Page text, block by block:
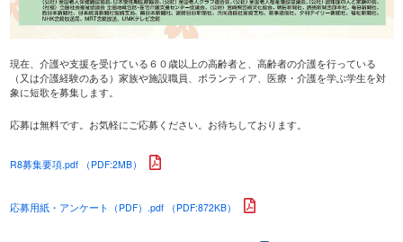
現在、介護や支援を受けている６０歳以上の高齢者と、高齢者の介護を行っている
（又は介護経験のある）家族や施設職員、ボランティア、医療・介護を学ぶ学生を対
象に短歌を募集します。
応募は無料です。お気軽にご応募ください。お待ちしております。
R8募集要項.pdf （PDF:2MB）
応募用紙・アンケート（PDF）.pdf （PDF:872KB）